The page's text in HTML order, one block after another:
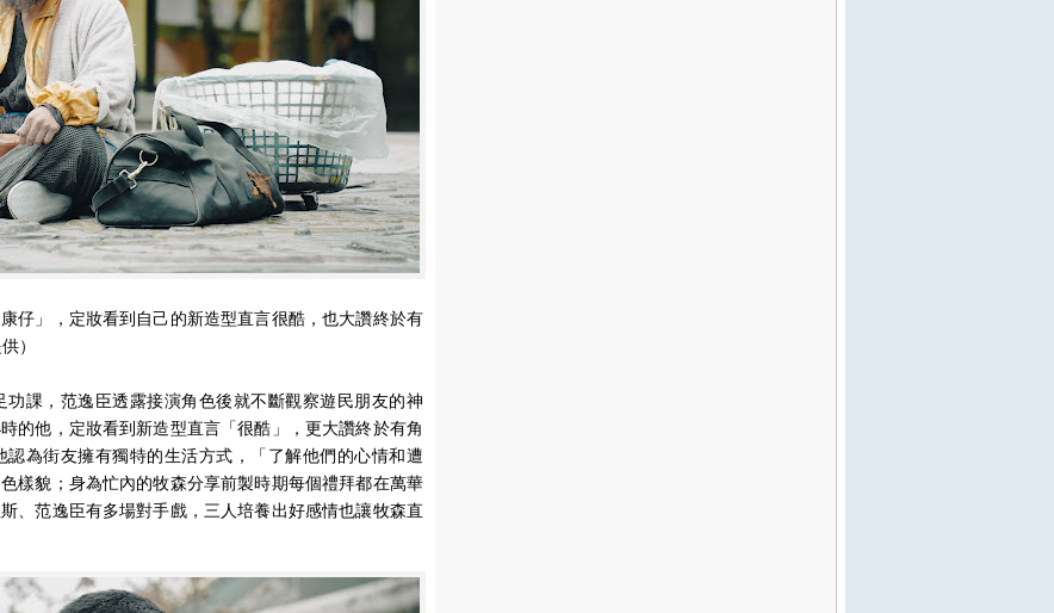
仔」，定妝看到自己的新造型直言很酷，也大讚終於有
）
課，范逸臣透露接演角色後就不斷觀察遊民朋友的神
的他，定妝看到新造型直言「很酷」，更大讚終於有角
為街友擁有獨特的生活方式，「了解他們的心情和遭
樣貌；身為忙內的牧森分享前製時期每個禮拜都在萬華
、范逸臣有多場對手戲，三人培養出好感情也讓牧森直